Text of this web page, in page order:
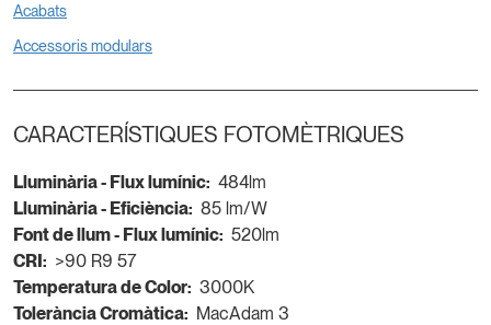
Acabats
Accessoris modulars
CARACTERÍSTIQUES FOTOMÈTRIQUES
Lluminària - Flux lumínic: 484lm
Lluminària - Eficiència: 85 lm/W
Font de llum - Flux lumínic: 520lm
CRI: >90 R9 57
Temperatura de Color: 3000K
Tolerància Cromàtica: MacAdam 3